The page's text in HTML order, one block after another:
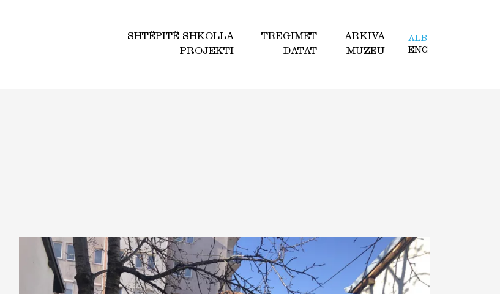
SHTËPITË SHKOLLA TREGIMET
ARKIVA
PROJEKTI
DATAT MUZEU
ALB
ENG